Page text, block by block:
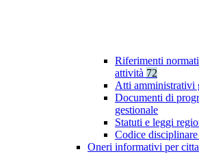
Riferimenti
attività 72
Atti amministrativi
Documenti di
gestionale
Statuti e leggi
Codice
Oneri informativi per